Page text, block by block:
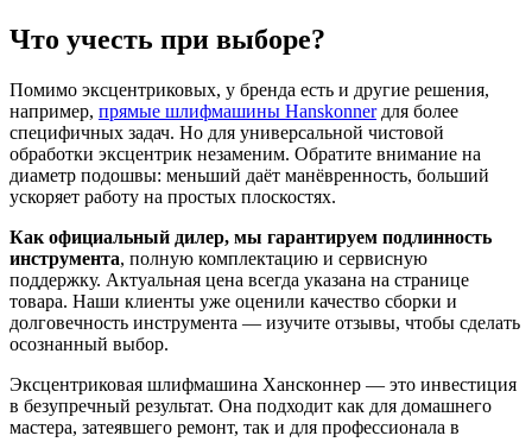
Что учесть при выборе?
Помимо эксцентриковых, у бренда есть и другие решения,
например, прямые шлифмашины Hanskonnerдля более
специфичных задач. Но для универсальной чистовой
обработки эксцентрик незаменим. Обратите внимание на
диаметр подошвы: меньший даёт манёвренность, больший
ускоряет работу на простых плоскостях.
Как официальный дилер, мы гарантируем подлинность
инструмента, полную комплектацию и сервисную
поддержку. Актуальная цена всегда указана на странице
товара. Наши клиенты уже оценили качество сборки и
долговечность инструмента — изучите отзывы, чтобы сделать
осознанный выбор.
Эксцентриковая шлифмашина Хансконнер — это инвестиция
в безупречный результат. Она подходит как для домашнего
мастера, затеявшего ремонт, так и для профессионала в